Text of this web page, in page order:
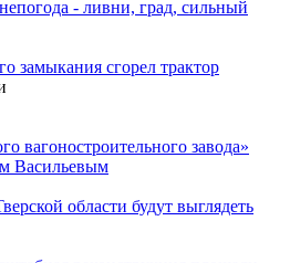
- ливни, град, сильный
замыкания сгорел трактор
вагоностроительного завода»
Васильевым
области будут выглядеть